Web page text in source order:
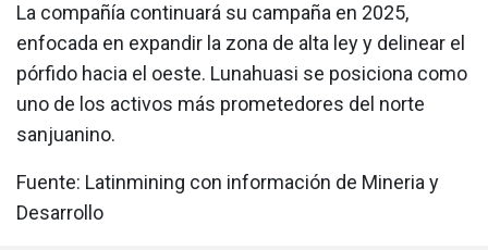
La compañía continuará su campaña en 2025,
enfocada en expandir la zona de alta ley y delinear el
pórfido hacia el oeste. Lunahuasi se posiciona como
uno de los activos más prometedores del norte
sanjuanino.
Fuente: Latinmining con información de Mineria y
Desarrollo